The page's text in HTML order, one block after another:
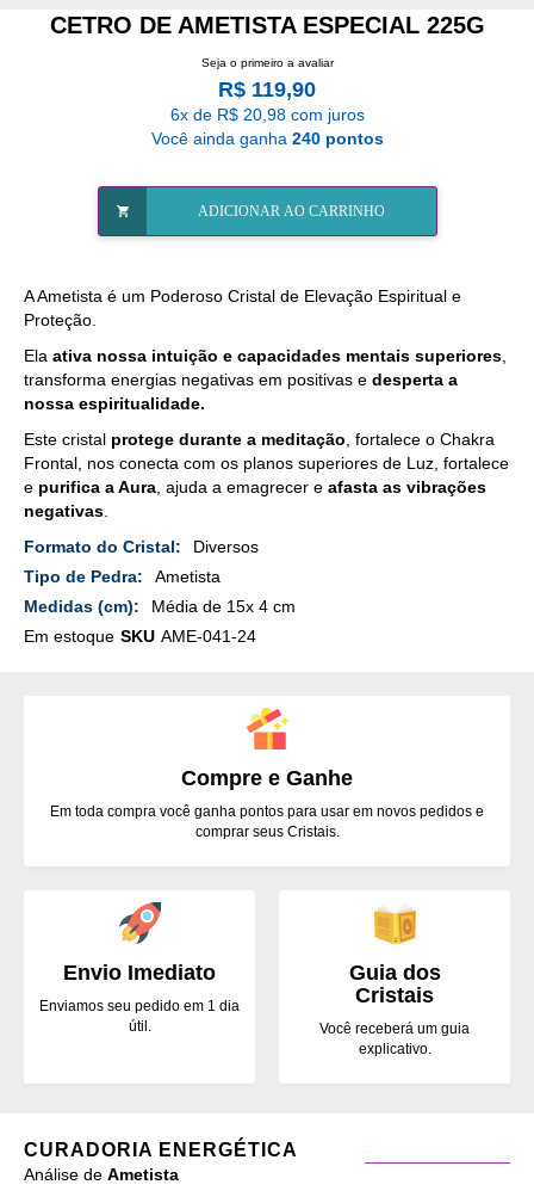
CETRO DE AMETISTA ESPECIAL 225G
Seja o primeiro a avaliar
R$ 119,90
6x de R$ 20,98 com juros
Você ainda ganha 240 pontos
ADICIONAR AO CARRINHO
AAmetista é um Poderoso Cristal de Elevação Espiritual e
Proteção.
Ela ativa nossa intuição e capacidades mentais superiores
transforma energias negativas em positivas e desperta a
nossa espiritualidade.
Este cristal protege durante a meditação , fortalece o Chakra
Frontal, nos conecta com os planos superiores de Luz, fortalece
e purifica a Aura , ajuda a emagrecer e afasta as vibrações
negativas
Mais
Detalhes
Diversos
Ametista
Média de 15x 4 cm
Em estoque SKU AME-041-24
Envio Imediato
Enviamos seu pedido em 1 dia
útil.
Compre e Ganhe
Em toda compra você ganha pontos para usar em novos pedidos e
comprar seus Cristais.
Guia dos
Cristais
Você receberá um guia
explicativo.
CURADORIA ENERGÉTICA
Análise de Ametista